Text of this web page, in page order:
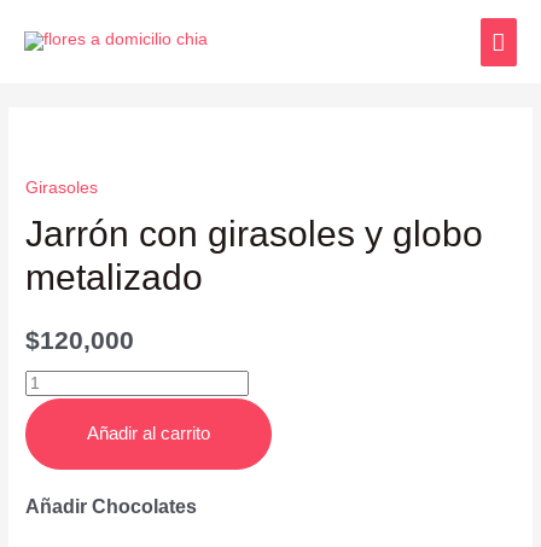
Girasoles
Jarrón con girasoles y globo
metalizado
$120,000
Añadir al carrito
Añadir Chocolates